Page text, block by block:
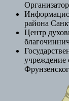
района
Центр
учреждение